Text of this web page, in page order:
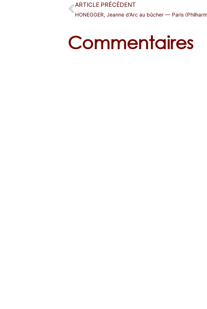
ARTICLE PRÉCÉDENT
HONEGGER, Jeanne d'Arc au bûcher — Paris
Commentaires